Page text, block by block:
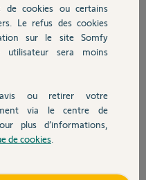
radio ou filaire ? S'il est radio
ou bien est-il intégré ?
ans
de cookies ou certains
Le refus des cookies
sur le site Somfy
utilisateur sera moins
ou retirer votre
via le centre de
plus d’informations,
de cookies